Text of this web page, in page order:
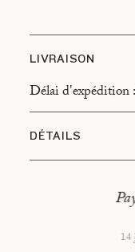
LIVRAISON
Délai d'expédition
DÉTAILS
Type
Dimensions 14